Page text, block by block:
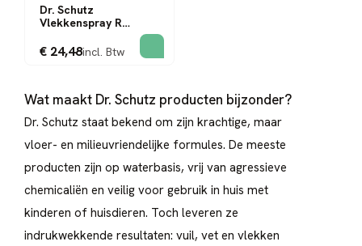
Dr. Schutz
Vlekkenspray R
€ 24,48incl. Btw
Wat maakt Dr. Schutz producten bijzonder?
Dr. Schutz staat bekend om zijn krachtige, maar
vloer- en milieuvriendelijke formules. De meeste
producten zijn op waterbasis, vrij van agressieve
chemicaliën en veilig voor gebruik in huis met
kinderen of huisdieren. Toch leveren ze
indrukwekkende resultaten: vuil, vet en vlekken